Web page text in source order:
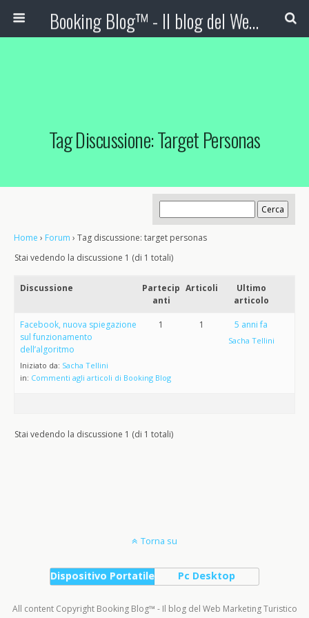
Booking Blog™ - Il blog del Web Marketing Turistico
Tag Discussione: Target Personas
Home › Forum › Tag discussione: target personas
Stai vedendo la discussione 1 (di 1 totali)
Discussione
Partecip
anti
Articoli
Ultimo
articolo
Facebook, nuova spiegazione
sul funzionamento
dell’algoritmo
Iniziato da: Sacha Tellini
in: Commenti agli articoli di Booking Blog
1 1 5 anni fa
Sacha Tellini
Stai vedendo la discussione 1 (di 1 totali)
Torna su
Dispositivo Portatile Pc Desktop
All content Copyright Booking Blog™ - Il blog del Web Marketing Turistico